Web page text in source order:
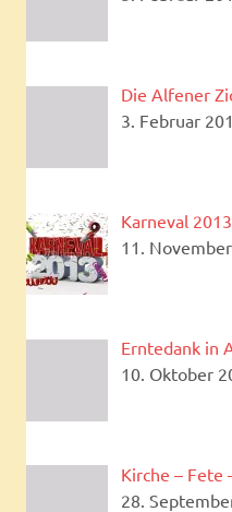
Die Alfener
3. Februar
Karneval
11.
Erntedank in
10. Oktober
Kirche – Fete
28.